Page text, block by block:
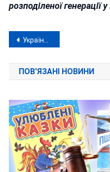
розподіленої генерації
Навігація
записів
Українські медики евакуювали тяжкого опікового пацієнта з Вінниці до Польщі
ПОВ'ЯЗАНІ НОВИНИ